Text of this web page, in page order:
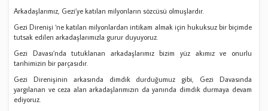
Arkadaşlarımız, Gezi’ye katılan milyonların sözcüsü olmuşlardır.
Gezi Direnişi ‘ne katılan milyonlardan intikam almak için hukuksuz bir biçimde
tutsak edilen arkadaşlarımızla gurur duyuyoruz.
Gezi Davası’nda tutuklanan arkadaşlarımız bizim yüz akımız ve onurlu
tarihimizin bir parçasıdır.
Gezi Direnişinin arkasında dimdik durduğumuz gibi, Gezi Davasında
yargılanan ve ceza alan arkadaşlarımızın da yanında dimdik durmaya devam
ediyoruz.